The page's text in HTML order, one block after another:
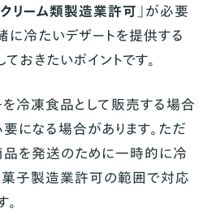
リーム類製造業許可」が必要
に冷たいデザートを提供する
おきたいポイントです。
冷凍食品として販売する場合
要になる場合があります。ただ
品を発送のために一時的に冷
菓子製造業許可の範囲で対応